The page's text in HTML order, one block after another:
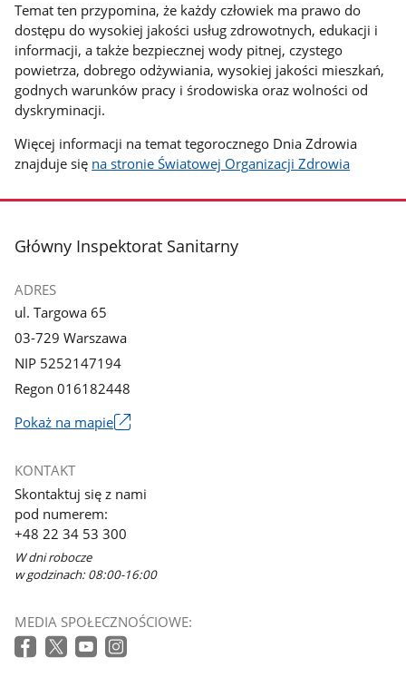
Temat ten przypomina, że każdy człowiek ma prawo do
dostępu do wysokiej jakości usług zdrowotnych, edukacji i
informacji, a także bezpiecznej wody pitnej, czystego
powietrza, dobrego odżywiania, wysokiej jakości mieszkań,
godnych warunków pracy i środowiska oraz wolności od
dyskryminacji.
Więcej informacji na temat tegorocznego Dnia Zdrowia
znajduje się na stronie Światowej Organizacji Zdrowia
stopka
Główny Inspektorat Sanitarny
ADRES
ul. Targowa 65
03-729 Warszawa
NIP 5252147194
Regon 016182448
Pokaż na mapie
się
w
nowym
oknie
KONTAKT
Skontaktuj się z nami
pod numerem:
+48 22 34 53 300
W dni robocze
w godzinach: 08:00-16:00
MEDIA SPOŁECZNOŚCIOWE: